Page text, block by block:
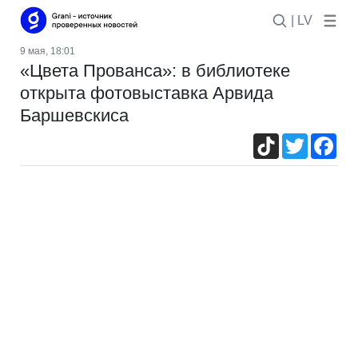
| LV
9 мая, 18:01
«Цвета Прованса»: в библиотеке
открыта фотовыставка Арвида
Баршевскиса
TikTokTwitter